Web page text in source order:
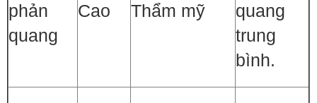
phản
quang
Cao Thẩm mỹ
quang
trung
bình.